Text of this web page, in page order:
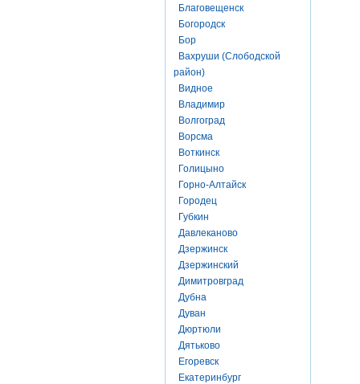
Благовещенск
Богородск
Бор
Вахруши (Слободской
район)
Видное
Владимир
Волгоград
Ворсма
Воткинск
Голицыно
Горно-Алтайск
Городец
Губкин
Давлеканово
Дзержинск
Дзержинский
Димитровград
Дубна
Дуван
Дюртюли
Дятьково
Егоревск
Екатеринбург